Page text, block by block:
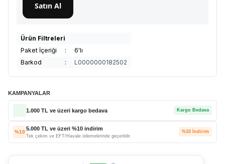
Satın Al
Ürün Filtreleri
Paket İçeriği
:
6'lı
Barkod
: L0000000182502
KAMPANYALAR
1.000 TL ve üzeri kargo bedava Kargo Bedava
%10
5.000 TL ve üzeri %10 indirim
Tek çekim ve EFT/Havale ödemelerinde geçerlidir.
%10 İndirim